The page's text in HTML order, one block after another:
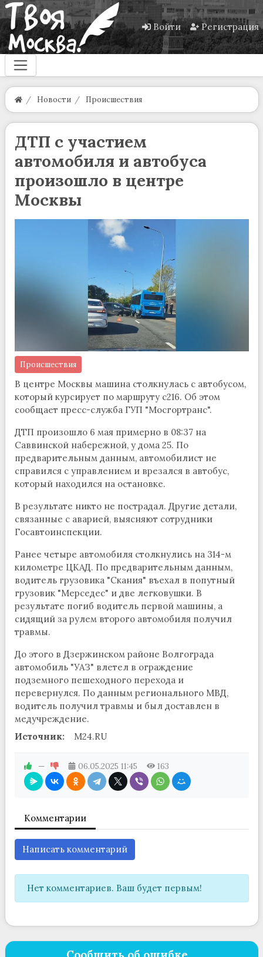
Войти Регистрация
Новости Происшествия
ДТП с участием
автомобиля и автобуса
произошло в центре
Москвы
Происшествия
В центре Москвы машина столкнулась с автобусом,
который курсирует по маршруту с216. Об этом
сообщает пресс-служба ГУП "Мосгортранс".
ДТП произошло 6 мая примерно в 08:37 на
Саввинской набережной, у дома 25. По
предварительным данным, автомобилист не
справился с управлением и врезался в автобус,
который находился на остановке.
В результате никто не пострадал. Другие детали,
связанные с аварией, выясняют сотрудники
Госавтоинспекции.
Ранее четыре автомобиля столкнулись на 314-м
километре ЦКАД. По предварительным данным,
водитель грузовика "Скания" въехал в попутный
грузовик "Мерседес" и две легковушки. В
результате погиб водитель первой машины, а
сидящий за рулем второго автомобиля получил
травмы.
До этого в Дзержинском районе Волгограда
автомобиль "УАЗ" влетел в ограждение
подземного пешеходного перехода и
перевернулся. По данным регионального МВД,
водитель получил травмы и был доставлен в
медучреждение.
Источник:
M24.RU
— 06.05.2025 11:45 163
Комментарии
Написать комментарий
Нет комментариев. Ваш будет первым!